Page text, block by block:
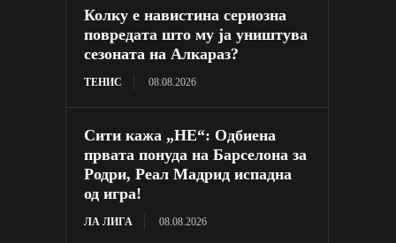
Колку е навистина сериозна
повредата што му ја уништува
сезоната на Алкараз?
ТЕНИС 08.08.2026
Сити кажа „НЕ“: Одбиена
првата понуда на Барселона за
Родри, Реал Мадрид испадна
од игра!
ЛА ЛИГА 08.08.2026